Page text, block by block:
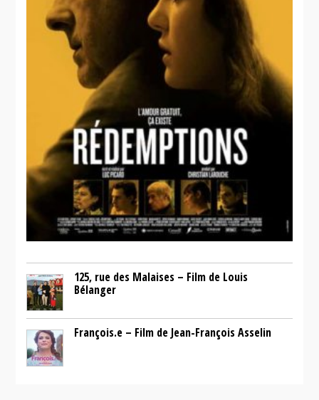
125, rue des Malaises – Film de Louis
Bélanger
François.e – Film de Jean-François Asselin